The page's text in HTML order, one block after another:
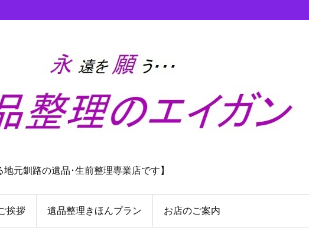
地元釧路の遺品･生前整理専業店です】
挨拶 遺品整理きほんプラン お店のご案内